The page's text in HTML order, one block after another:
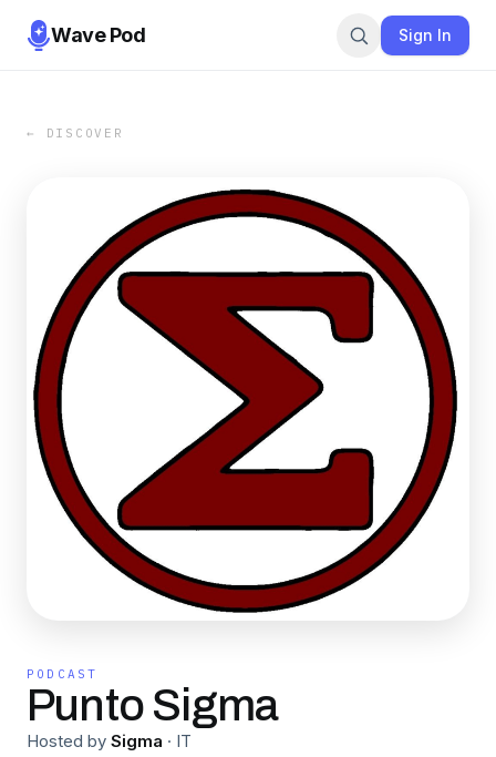
Wave Pod Sign In
← DISCOVER
PODCAST
Punto Sigma
Hosted by Sigma · IT